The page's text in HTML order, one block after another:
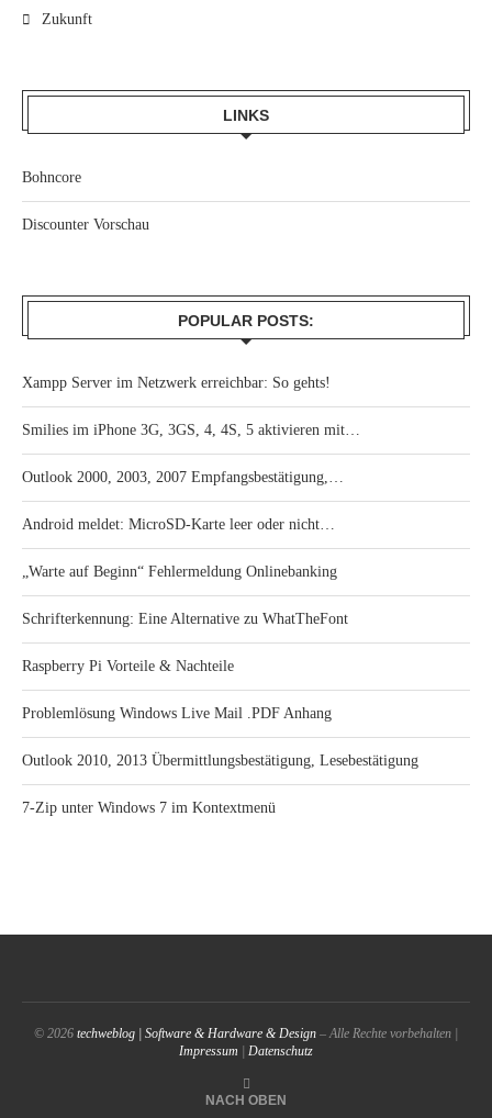
Zukunft
LINKS
Bohncore
Discounter Vorschau
POPULAR POSTS:
Xampp Server im Netzwerk erreichbar: So gehts!
Smilies im iPhone 3G, 3GS, 4, 4S, 5 aktivieren mit…
Outlook 2000, 2003, 2007 Empfangsbestätigung,…
Android meldet: MicroSD-Karte leer oder nicht…
„Warte auf Beginn“ Fehlermeldung Onlinebanking
Schrifterkennung: Eine Alternative zu WhatTheFont
Raspberry Pi Vorteile & Nachteile
Problemlösung Windows Live Mail .PDF Anhang
Outlook 2010, 2013 Übermittlungsbestätigung, Lesebestätigung
7-Zip unter Windows 7 im Kontextmenü
© 2026 techweblog | Software & Hardware & Design – Alle Rechte vorbehalten |
Impressum
Datenschutz
NACH OBEN